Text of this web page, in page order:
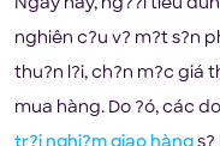
Ngày nay, ng??i tiêu
nghiên c?u v? m?t s?n
thu?n l?i, ch?n m?c giá
mua hàng. Do ?ó, các